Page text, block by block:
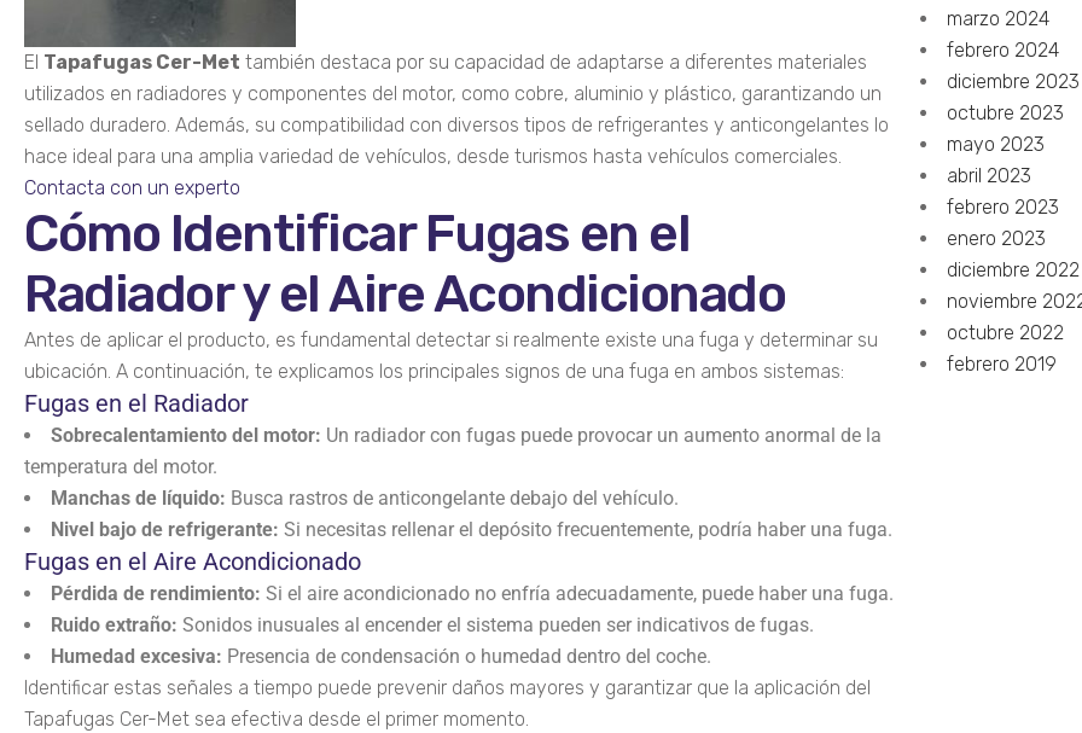
El Tapafugas Cer-Met también destaca por su capacidad de adaptarse a diferentes materiales
utilizados en radiadores y componentes del motor, como cobre, aluminio y plástico, garantizando un
sellado duradero. Además, su compatibilidad con diversos tipos de refrigerantes y anticongelantes lo
hace ideal para una amplia variedad de vehículos, desde turismos hasta vehículos comerciales.
Contacta con un experto
Cómo Identificar Fugas en el
Radiador y el Aire Acondicionado
Antes de aplicar el producto, es fundamental detectar si realmente existe una fuga y determinar su
ubicación. A continuación, te explicamos los principales signos de una fuga en ambos sistemas:
Fugas en el Radiador
Sobrecalentamiento del motor: Un radiador con fugas puede provocar un aumento anormal de la
temperatura del motor.
Manchas de líquido: Busca rastros de anticongelante debajo del vehículo.
Nivel bajo de refrigerante: Si necesitas rellenar el depósito frecuentemente, podría haber una fuga.
Fugas en el Aire Acondicionado
Pérdida de rendimiento: Si el aire acondicionado no enfría adecuadamente, puede haber una fuga.
Ruido extraño: Sonidos inusuales al encender el sistema pueden ser indicativos de fugas.
Humedad excesiva: Presencia de condensación o humedad dentro del coche.
Identificar estas señales a tiempo puede prevenir daños mayores y garantizar que la aplicación del
Tapafugas Cer-Met sea efectiva desde el primer momento.
marzo 2024
febrero 2024
diciembre 2023
octubre 2023
mayo 2023
abril 2023
febrero 2023
enero 2023
diciembre 2022
noviembre
octubre 2022
febrero 2019